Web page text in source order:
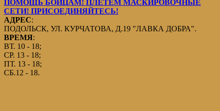
ПОМОЩЬ БОЙЦАМ! ПЛЕТЕМ МАСКИРОВОЧНЫЕ
СЕТИ! ПРИСОЕДИНЯЙТЕСЬ!
АДРЕС:
ПОДОЛЬСК, УЛ. КУРЧАТОВА, Д.19 "ЛАВКА ДОБРА".
ВРЕМЯ:
ВТ. 10 - 18;
СР. 13 - 18;
ПТ. 13 - 18;
СБ.12 - 18.